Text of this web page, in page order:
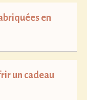
en
un cadeau